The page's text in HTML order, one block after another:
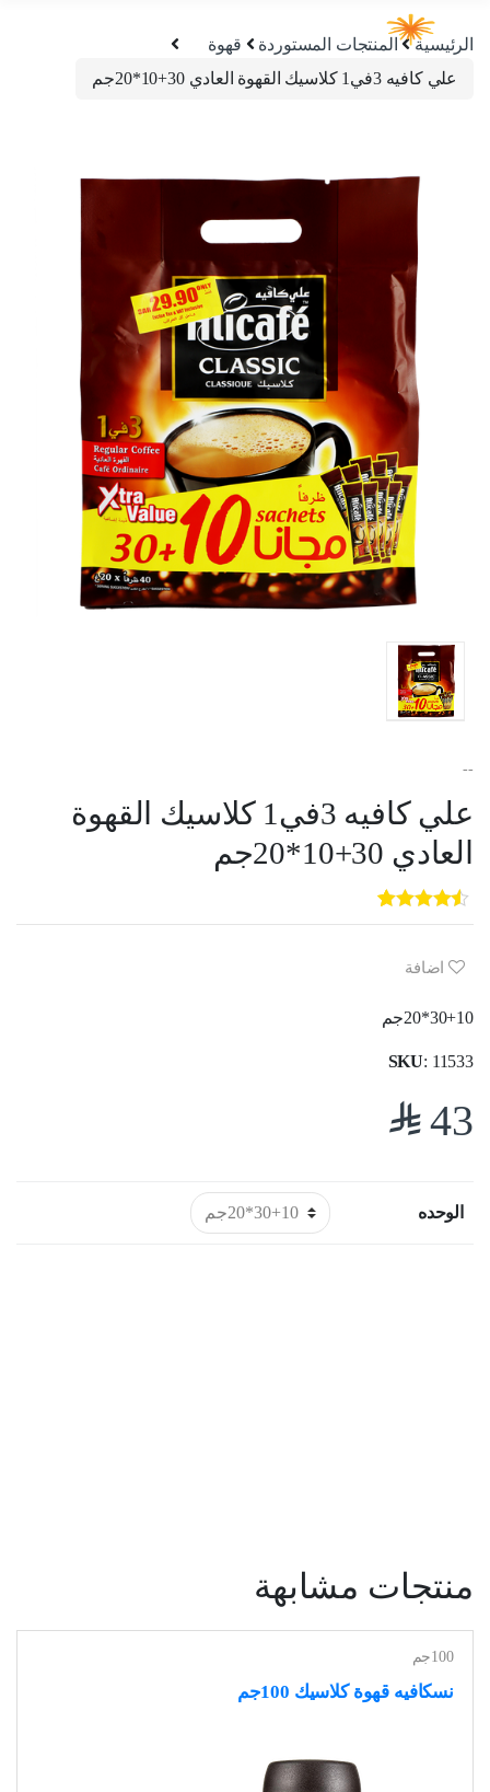
الرئيسية المنتجات المستوردة
قهوة
علي كافيه 3في1 كلاسيك القهوة العادي 30+10*20جم
--
علي كافيه 3في1 كلاسيك القهوة
العادي 30+10*20جم
5
out of
5
3
customer
ratings
اضافة
30+10*20جم
SKU: 11533
43
$
الوحده
منتجات مشابهة
100جم
نسكافيه قهوة كلاسيك 100جم